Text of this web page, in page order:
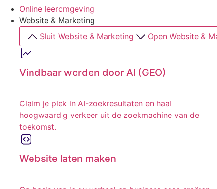
Online leeromgeving
Website & Marketing
Sluit Website & Marketing
Open Website &
Vindbaar worden door AI (GEO)
Claim je plek in AI-zoekresultaten en haal
hoogwaardig verkeer uit de zoekmachine van de
toekomst.
Website laten maken